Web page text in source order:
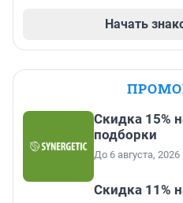
Начать
Скидка 15%
подборки
До 6 августа, 2026
Скидка 11%